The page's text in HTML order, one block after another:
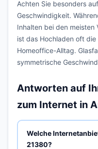
Achten Sie besonders
Geschwindigkeit.
Inhalten bei den
ist das Hochladen oft
Homeoffice-Alltag.
symmetrische
Antworten auf
zum Internet in
Welche
21380?